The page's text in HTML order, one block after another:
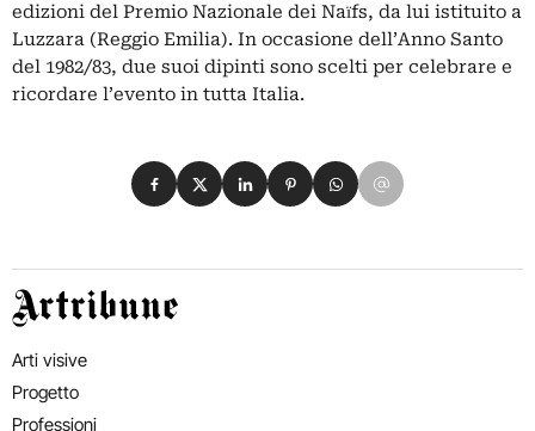
edizioni del Premio Nazionale dei Naїfs, da lui istituito a
Luzzara (Reggio Emilia). In occasione dell’Anno Santo
del 1982/83, due suoi dipinti sono scelti per celebrare e
ricordare l’evento in tutta Italia.
Condividi su Facebook
Condividi su X
Condividi su LinkedIn
Condividi su Pinterest
Condividi su WhatsApp
Condividi su Email
Artribune
Arti visive
Progetto
Professioni